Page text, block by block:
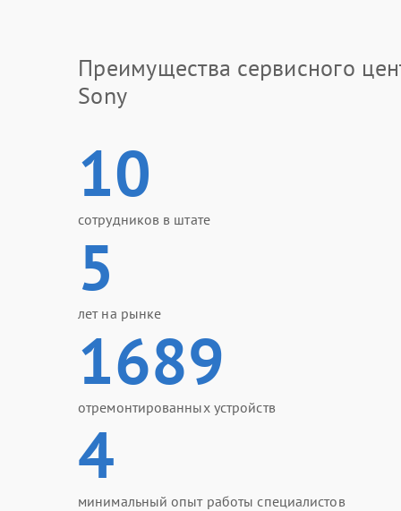
Преимущества сервисного
Sony
10
сотрудников в штате
5
лет на рынке
1689
отремонтированных устройств
4
минимальный опыт работы специалистов